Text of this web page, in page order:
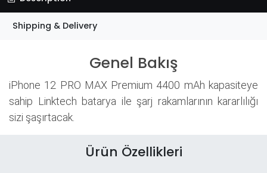
Shipping & Delivery
Genel Bakış
iPhone 12 PRO MAX Premium 4400 mAh kapasiteye
sahip Linktech batarya ile şarj rakamlarının kararlılığı
sizi şaşırtacak.
Ürün Özellikleri